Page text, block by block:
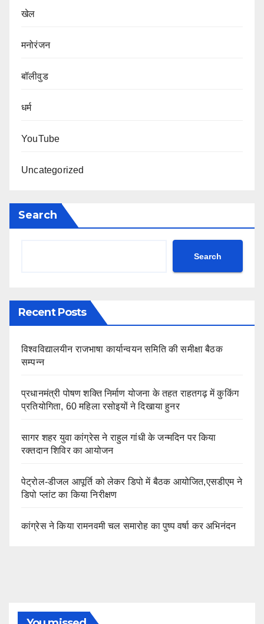
खेल
मनोरंजन
बॉलीवुड
धर्म
YouTube
Uncategorized
Search
Search
Recent Posts
विश्वविद्यालयीन राजभाषा कार्यान्वयन समिति की समीक्षा बैठक
सम्पन्न
प्रधानमंत्री पोषण शक्ति निर्माण योजना के तहत राहतगढ़ में कुकिंग
प्रतियोगिता, 60 महिला रसोइयों ने दिखाया हुनर
सागर शहर युवा कांग्रेस ने राहुल गांधी के जन्मदिन पर किया
रक्तदान शिविर का आयोजन
पेट्रोल-डीजल आपूर्ति को लेकर डिपो में बैठक आयोजित,एसडीएम ने
डिपो प्लांट का किया निरीक्षण
कांग्रेस ने किया रामनवमी चल समारोह का पुष्प वर्षा कर अभिनंदन